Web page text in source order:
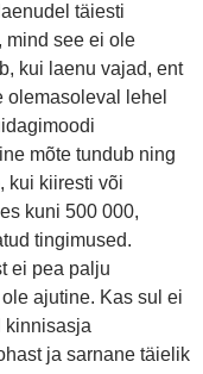
täiesti
mind see ei ole
kui laenu vajad, ent
olemasoleval lehel
mõte tundub ning
kui kiiresti või
kuni 500 000,
tingimused.
ei pea palju
ajutine. Kas sul ei
kinnisasja
ja sarnane täielik